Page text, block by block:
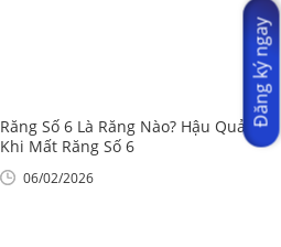
Răng Số 6 Là Răng Nào? Hậu Quả
Khi Mất Răng Số 6
06/02/2026
Đăng ký ngay